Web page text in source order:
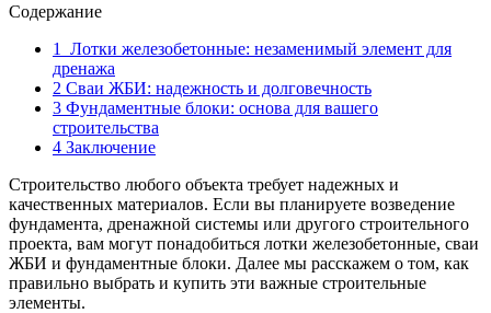
Содержание
1
Лотки железобетонные: незаменимый элемент для
дренажа
2 Сваи ЖБИ: надежность и долговечность
3 Фундаментные блоки: основа для вашего
строительства
4 Заключение
Строительство любого объекта требует надежных и
качественных материалов. Если вы планируете возведение
фундамента, дренажной системы или другого строительного
проекта, вам могут понадобиться лотки железобетонные, сваи
ЖБИ и фундаментные блоки. Далее мы расскажем о том, как
правильно выбрать и купить эти важные строительные
элементы.